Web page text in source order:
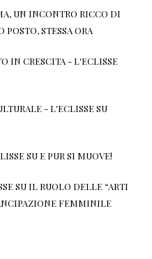
UN INCONTRO RICCO DI
POSTO, STESSA ORA
IN CRESCITA - L'ECLISSE
- L'ECLISSESU
SU E PUR SI MUOVE!
SU IL RUOLO DELLE “ARTI
FEMMINILE